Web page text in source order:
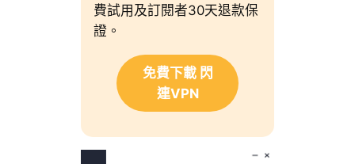
費試用及訂閱者30天退款保
證。
免費下載 閃
連VPN